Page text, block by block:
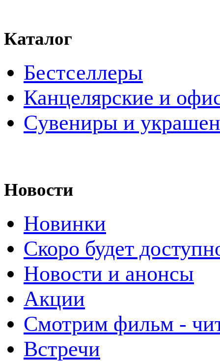
Каталог
Бестселлеры
Канцелярские и
Cувениры и
Новости
Новинки
Скоро будет
Новости и анонсы
Акции
Смотрим фильм -
Встречи